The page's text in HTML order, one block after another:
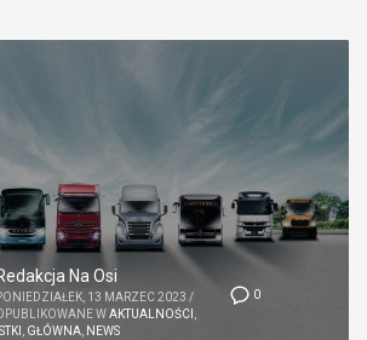
0
Na Osi
13 MARZEC 2023 /
WAKTUALNOŚCI ,
, GŁÓWNA, NEWS